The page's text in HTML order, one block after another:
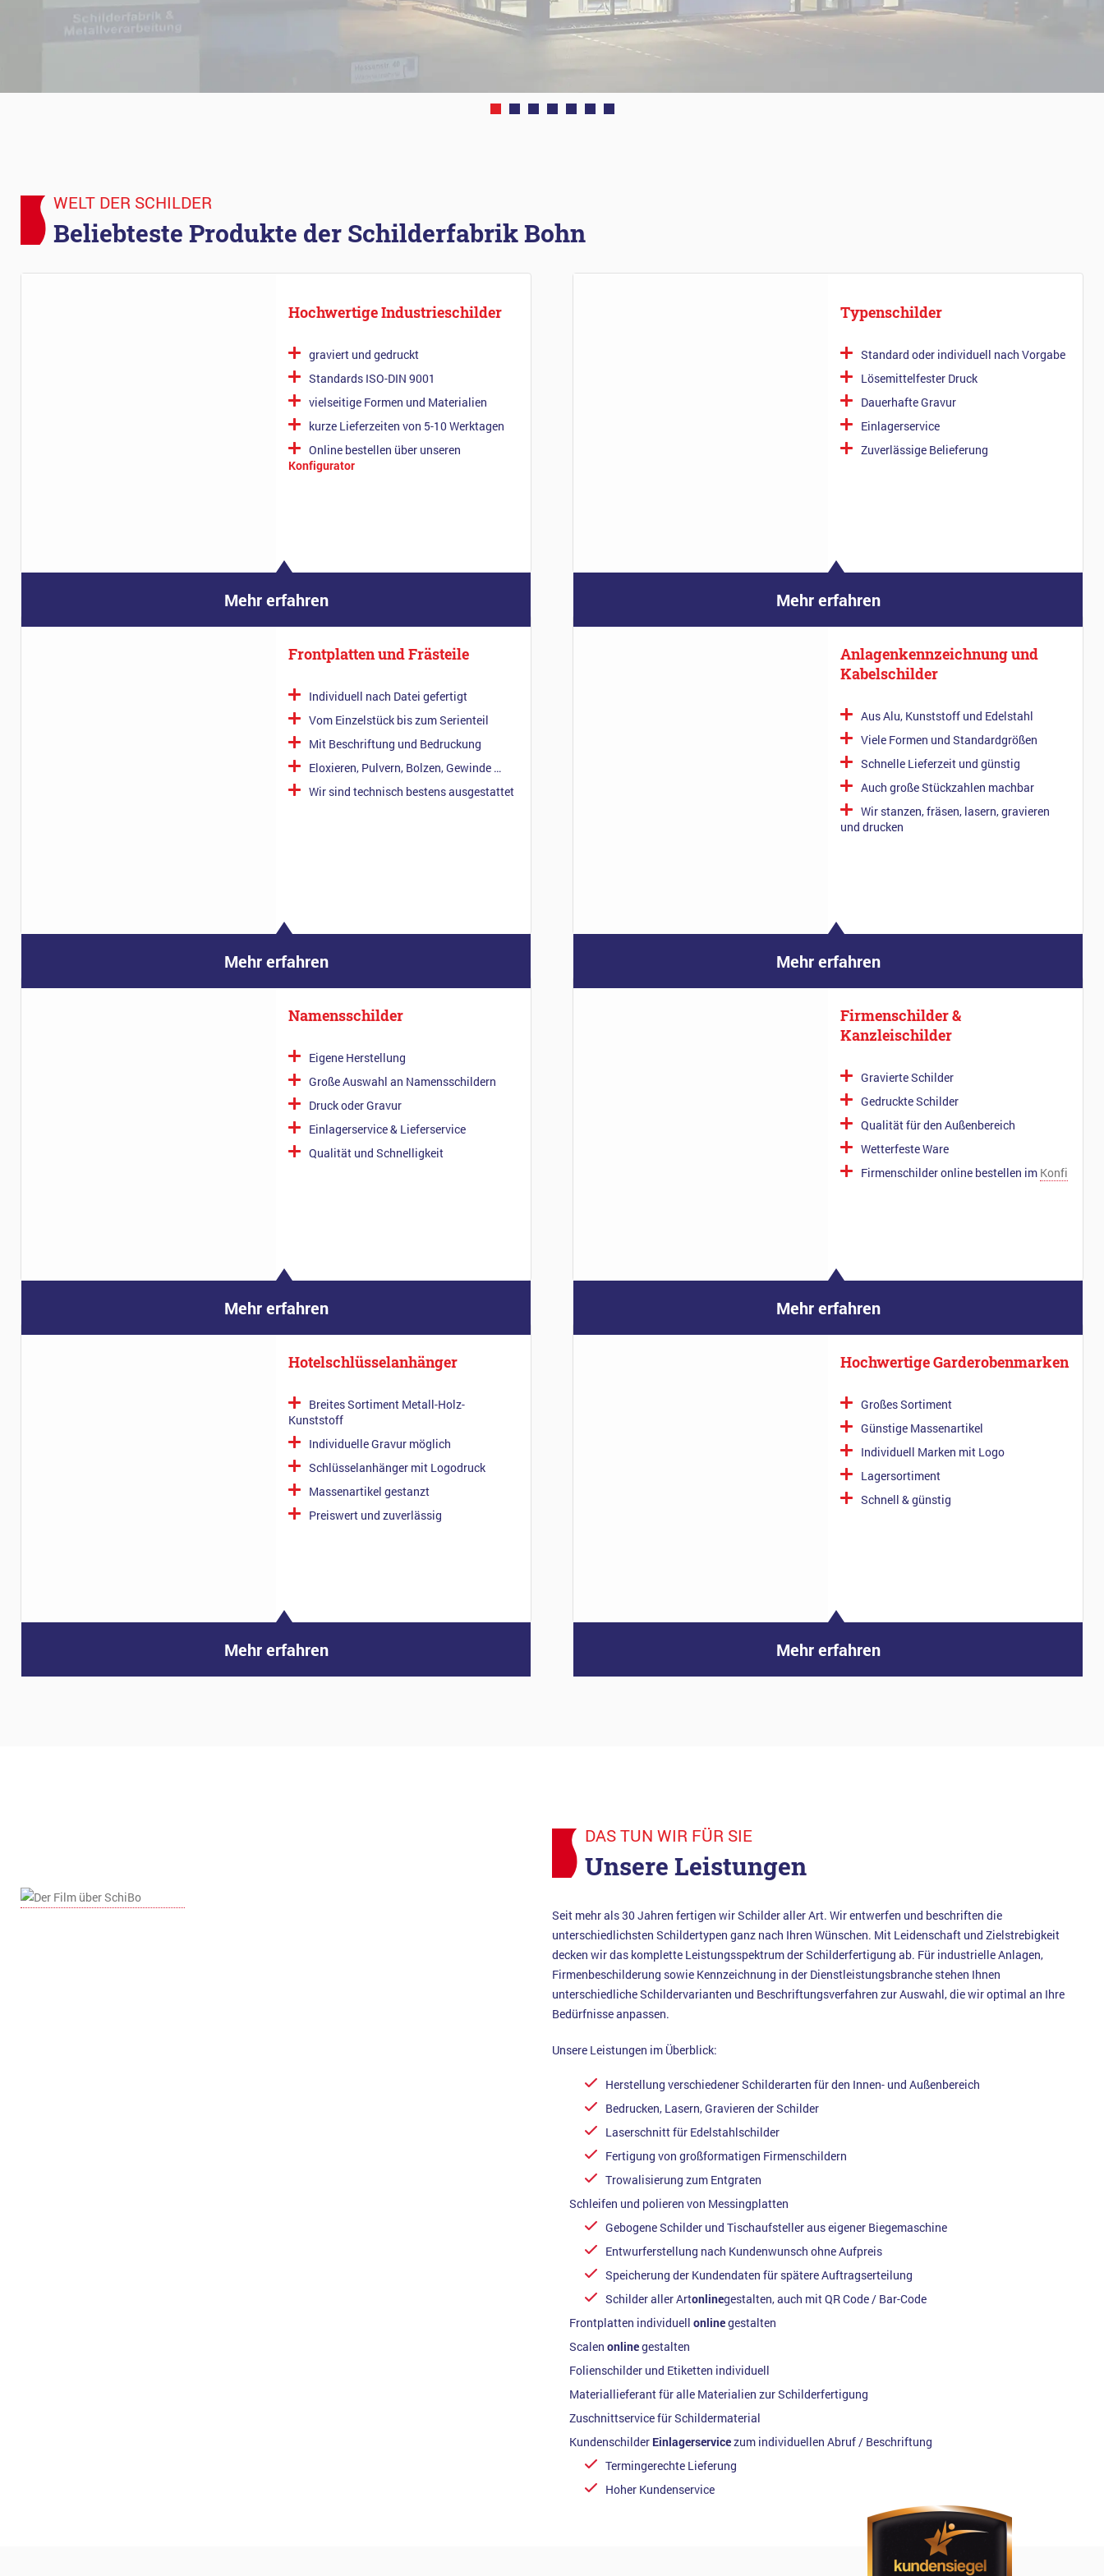
Beliebteste Produkte der Schilderfabrik Bohn
WELT DER SCHILDER
Hochwertige Industrieschilder
graviert und gedruckt
Standards ISO-DIN 9001
vielseitige Formen und Materialien
kurze Lieferzeiten von 5-10 Werktagen
Online bestellen über unseren
Konfigurator
Mehr erfahren
Typenschilder
Standard oder individuell nach Vorgabe
Lösemittelfester Druck
Dauerhafte Gravur
Einlagerservice
Zuverlässige Belieferung
Mehr erfahren
Frontplatten und Frästeile
Individuell nach Datei gefertigt
Vom Einzelstück bis zum Serienteil
Mit Beschriftung und Bedruckung
Eloxieren, Pulvern, Bolzen, Gewinde …
Wir sind technisch bestens ausgestattet
Mehr erfahren
Anlagenkennzeichnung und
Kabelschilder
Aus Alu, Kunststoff und Edelstahl
Viele Formen und Standardgrößen
Schnelle Lieferzeit und günstig
Auch große Stückzahlen machbar
Wir stanzen, fräsen, lasern, gravieren
und drucken
Mehr erfahren
Namensschilder
Eigene Herstellung
Große Auswahl an Namensschildern
Druck oder Gravur
Einlagerservice & Lieferservice
Qualität und Schnelligkeit
Mehr erfahren
Firmenschilder &
Kanzleischilder
Gravierte Schilder
Gedruckte Schilder
Qualität für den Außenbereich
Wetterfeste Ware
Firmenschilder online bestellen im Konfi
Mehr erfahren
Hotelschlüsselanhänger
Breites Sortiment Metall-Holz-
Kunststoff
Individuelle Gravur möglich
Schlüsselanhänger mit Logodruck
Massenartikel gestanzt
Preiswert und zuverlässig
Mehr erfahren
Hochwertige Garderobenmarken
Großes Sortiment
Günstige Massenartikel
Individuell Marken mit Logo
Lagersortiment
Schnell & günstig
Mehr erfahren
Unsere Leistungen
DAS TUN WIR FÜR SIE
Seit mehr als 30 Jahren fertigen wir Schilder aller Art. Wir entwerfen und beschriften die
unterschiedlichsten Schildertypen ganz nach Ihren Wünschen. Mit Leidenschaft und Zielstrebigkeit
decken wir das komplette Leistungsspektrum der Schilderfertigung ab. Für industrielle Anlagen,
Firmenbeschilderung sowie Kennzeichnung in der Dienstleistungsbranche stehen Ihnen
unterschiedliche Schildervarianten und Beschriftungsverfahren zur Auswahl, die wir optimal an Ihre
Bedürfnisse anpassen.
Unsere Leistungen im Überblick:
Herstellung verschiedener Schilderarten für den Innen- und Außenbereich
Bedrucken, Lasern, Gravieren der Schilder
Laserschnitt für Edelstahlschilder
Fertigung von großformatigen Firmenschildern
Trowalisierung zum Entgraten
Schleifen und polieren von Messingplatten
Gebogene Schilder und Tischaufsteller aus eigener Biegemaschine
Entwurferstellung nach Kundenwunsch ohne Aufpreis
Speicherung der Kundendaten für spätere Auftragserteilung
Schilder aller Artonlinegestalten, auch mit QR Code / Bar-Code
Frontplatten individuell onlinegestalten
Scalen onlinegestalten
Folienschilder und Etiketten individuell
Materiallieferant für alle Materialien zur Schilderfertigung
Zuschnittservice für Schildermaterial
Kundenschilder Einlagerservicezum individuellen Abruf / Beschriftung
Termingerechte Lieferung
Hoher Kundenservice